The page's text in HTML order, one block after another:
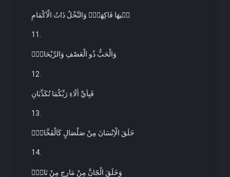
ف۪يهَا فَاكِهَةٌۖ وَالنَّخْلُ ذَاتُ الْاَكْمَامِ
11.
وَالْحَبُّ ذُو الْعَصْفِ وَالرَّيْحَانُۚ
12.
فَبِاَيِّ اٰلَٓاءِ رَبِّكُمَا تُكَذِّبَانِ
13.
خَلَقَ الْاِنْسَانَ مِنْ صَلْصَالٍ كَالْفَخَّارِۙ
14.
وَخَلَقَ الْجَٓانَّ مِنْ مَارِجٍ مِنْ نَارٍۚ